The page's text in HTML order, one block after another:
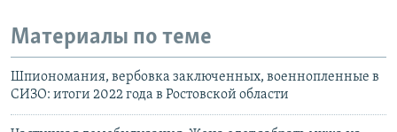
Материалы по теме
Шпиономания, вербовка заключенных, военнопленные в
СИЗО: итоги 2022 года в Ростовской области